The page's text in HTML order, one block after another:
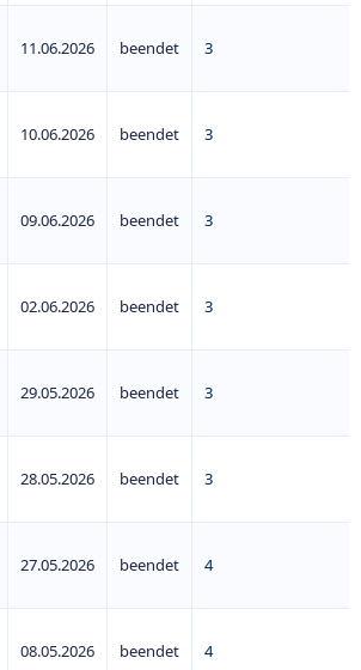
11.06.2026 beendet 3
10.06.2026 beendet 3
09.06.2026 beendet 3
02.06.2026 beendet 3
29.05.2026 beendet 3
28.05.2026 beendet 3
27.05.2026 beendet 4
08.05.2026 beendet 4